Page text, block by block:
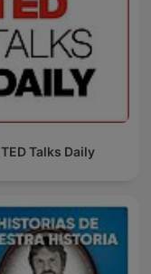
TED Talks Daily